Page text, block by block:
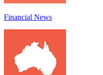
Financial News